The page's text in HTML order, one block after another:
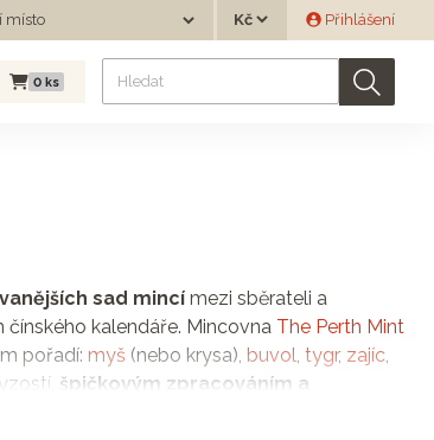
místo
místo
Měna Přihlášení
0 ks
sad mincí mezi sběrateli a
kalendáře. Mincovna The Perth Mint
pořadí: myš (nebo krysa), buvol, tygr, zajíc,
špičkovým zpracováním a